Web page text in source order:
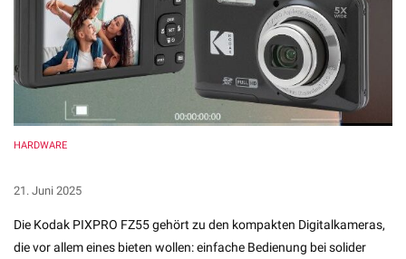
HARDWARE
21. Juni 2025
Die Kodak PIXPRO FZ55 gehört zu den kompakten Digitalkameras,
die vor allem eines bieten wollen: einfache Bedienung bei solider